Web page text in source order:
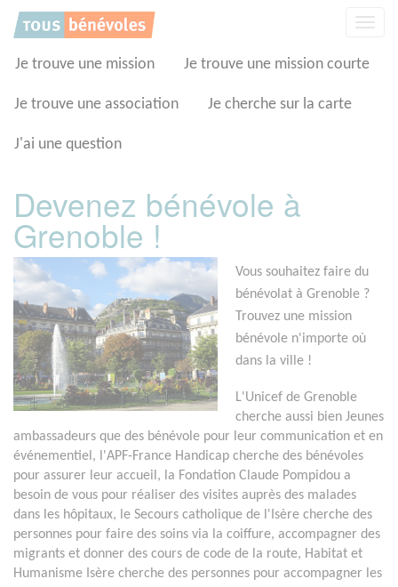
Je trouve une mission Je trouve une mission courte
Je trouve une association Je cherche sur la carte
J'ai une question
Devenez bénévole à
Grenoble !
Vous souhaitez faire du
bénévolat à Grenoble ?
Trouvez une mission
bénévole n'importe où
dans la ville !
L'Unicef de Grenoble
cherche aussi bien Jeunes
ambassadeurs que des bénévole pour leur communication et en
événementiel, l'APF-France Handicap cherche des bénévoles
pour assurer leur accueil, la Fondation Claude Pompidou a
besoin de vous pour réaliser des visites auprès des malades
dans les hôpitaux, le Secours catholique de l'Isère cherche des
personnes pour faire des soins via la coiffure, accompagner des
migrants et donner des cours de code de la route, Habitat et
Humanisme Isère cherche des personnes pour accompagner les
Panneau de gestion des cookies